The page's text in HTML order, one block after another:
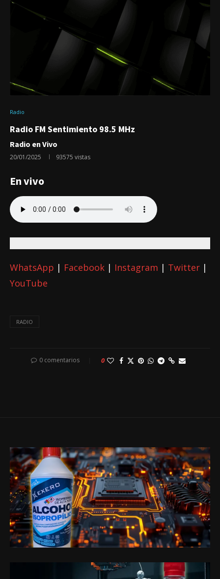
Radio
Radio FM Sentimiento 98.5 MHz
Radio en Vivo
20/01/2025 93575 vistas
En vivo
WhatsApp | Facebook | Instagram | Twitter |
YouTube
RADIO
0 comentarios 0